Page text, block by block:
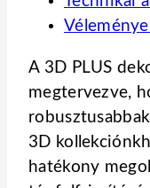
A 3D PLUS
megtervezve,
3D
hatékony